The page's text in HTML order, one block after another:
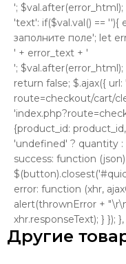
';
'text': if($val.val() ==
заполните поле'; let
' + error_text + '
';
return false; $.ajax({
route=checkout/cart/
{product_id:
'undefined' ? quantity :
success: function
error: function (xhr,
alert(thrownError +
xhr.responseText); } }); },
Другие